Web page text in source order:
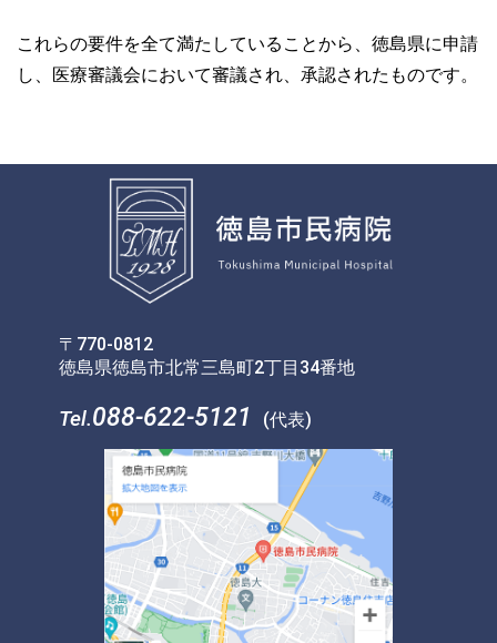
これらの要件を全て満たしていることから、徳島県に申請
し、医療審議会において審議され、承認されたものです。
〒770-0812
徳島県徳島市北常三島町2丁目34番地
Tel.088-622-5121 (代表)